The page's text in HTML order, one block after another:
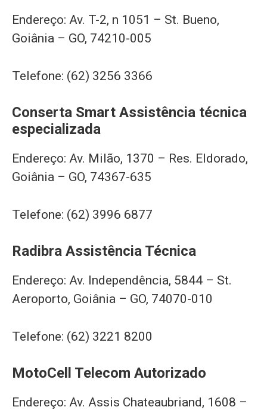
Endereço: Av. T-2, n 1051 – St. Bueno,
Goiânia – GO, 74210-005
Telefone: (62) 3256 3366
Conserta Smart Assistência técnica
especializada
Endereço: Av. Milão, 1370 – Res. Eldorado,
Goiânia – GO, 74367-635
Telefone: (62) 3996 6877
Radibra Assistência Técnica
Endereço: Av. Independência, 5844 – St.
Aeroporto, Goiânia – GO, 74070-010
Telefone: (62) 3221 8200
MotoCell Telecom Autorizado
Endereço: Av. Assis Chateaubriand, 1608 –